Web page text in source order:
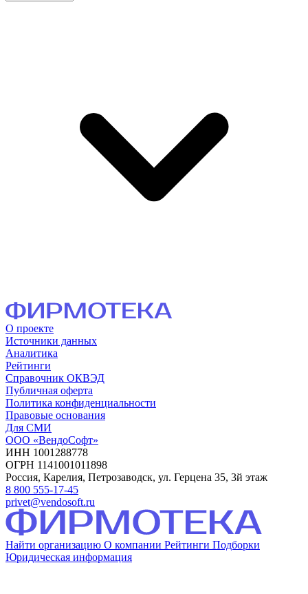
О проекте
Источники данных
Аналитика
Рейтинги
Справочник ОКВЭД
Публичная оферта
Политика конфиденциальности
Правовые основания
Для СМИ
ООО «ВендоСофт»
ИНН 1001288778
ОГРН 1141001011898
Россия, Карелия, Петрозаводск, ул. Герцена 35, 3й этаж
8 800 555-17-45
privet@vendosoft.ru
Найти организацию О компании Рейтинги Подборки
Юридическая информация